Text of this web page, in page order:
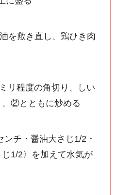
を敷き直し、鶏ひき肉
リ程度の角切り、しい
、②とともに炒める
チ・醤油大さじ1/2・
1/2〉を加えて水気が